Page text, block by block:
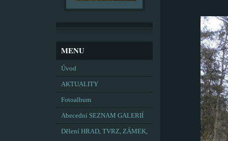
MENU
Úvod
AKTUALITY
Fotoalbum
Abecední SEZNAM GALERIÍ
Dělení HRAD, TVRZ, ZÁMEK,